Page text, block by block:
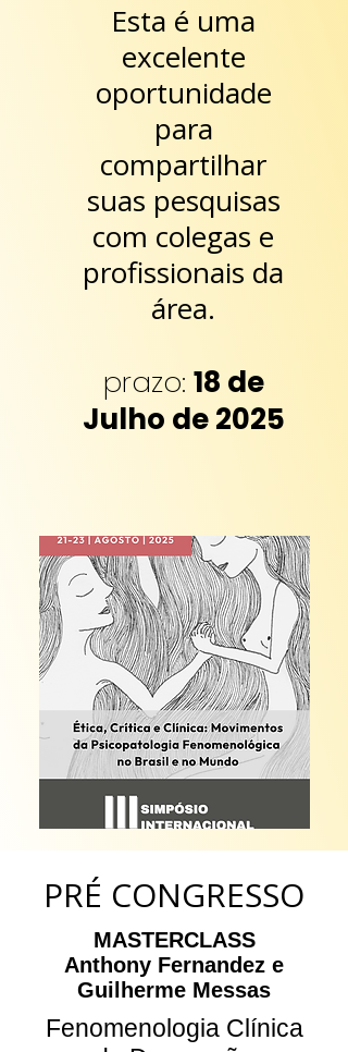
Esta é uma
excelente
oportunidade
para
compartilhar
suas pesquisas
com colegas e
profissionais da
área.
prazo: 18 de
Julho de 2025
PRÉ CONGRESSO
MASTERCLASS
Anthony Fernandez e
Guilherme Messas
Fenomenologia Clínica